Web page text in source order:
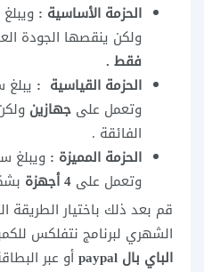
الحزمة الأساسية :
ولكن ينقصها الجودة
فقط .
الحزمة القياسية :
وتعمل على جهازين
الفائقة .
الحزمة المميزة : ويبلغ
وتعمل على 4 أجهزة
قم بعد ذلك باختيار الطريقة
الشهري لبرنامج نتفلكس
الباي بال paypal
أو عبر